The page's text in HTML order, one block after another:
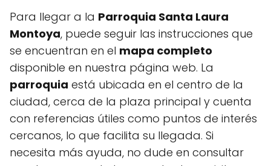
Para llegar a la Parroquia Santa Laura
Montoya, puede seguir las instrucciones que
se encuentran en el mapa completo
disponible en nuestra página web. La
parroquia está ubicada en el centro de la
ciudad, cerca de la plaza principal y cuenta
con referencias útiles como puntos de interés
cercanos, lo que facilita su llegada. Si
necesita más ayuda, no dude en consultar